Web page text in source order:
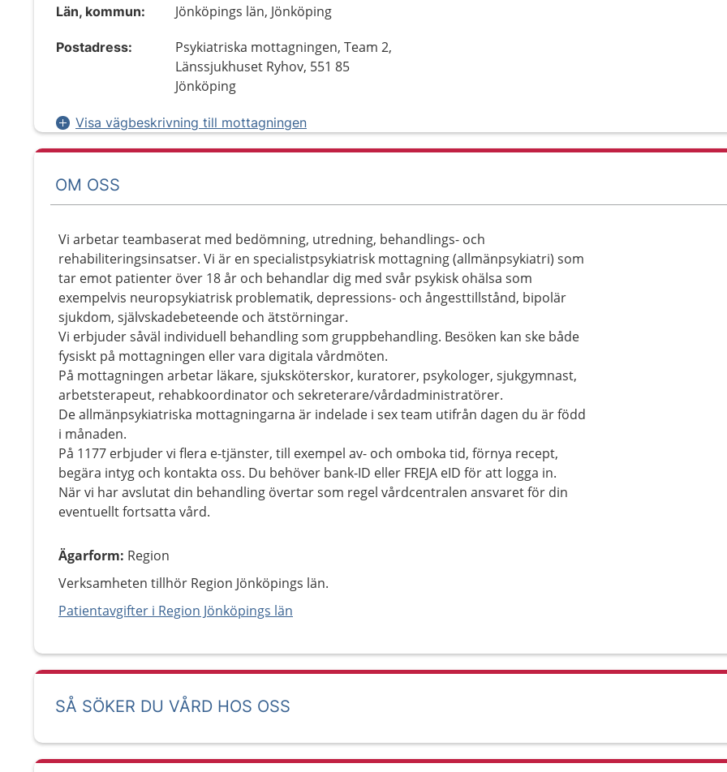
Län, kommun: Jönköpings län, Jönköping
Postadress:
Psykiatriska mottagningen, Team 2,
Länssjukhuset Ryhov, 551 85
Jönköping
Visa vägbeskrivning till mottagningen
OM OSS
Vi arbetar teambaserat med bedömning, utredning, behandlings- och
rehabiliteringsinsatser. Vi är en specialistpsykiatrisk mottagning (allmänpsykiatri) som
tar emot patienter över 18 år och behandlar dig med svår psykisk ohälsa som
exempelvis neuropsykiatrisk problematik, depressions- och ångesttillstånd, bipolär
sjukdom, självskadebeteende och ätstörningar.
Vi erbjuder såväl individuell behandling som gruppbehandling. Besöken kan ske både
fysiskt på mottagningen eller vara digitala vårdmöten.
På mottagningen arbetar läkare, sjuksköterskor, kuratorer, psykologer, sjukgymnast,
arbetsterapeut, rehabkoordinator och sekreterare/vårdadministratörer.
De allmänpsykiatriska mottagningarna är indelade i sex team utifrån dagen du är född
i månaden.
På 1177 erbjuder vi flera e-tjänster, till exempel av- och omboka tid, förnya recept,
begära intyg och kontakta oss. Du behöver bank-ID eller FREJA eID för att logga in.
När vi har avslutat din behandling övertar som regel vårdcentralen ansvaret för din
eventuellt fortsatta vård.
Ägarform: Region
Verksamheten tillhör Region Jönköpings län.
Patientavgifter i Region Jönköpings län
SÅ SÖKER DU VÅRD HOS OSS